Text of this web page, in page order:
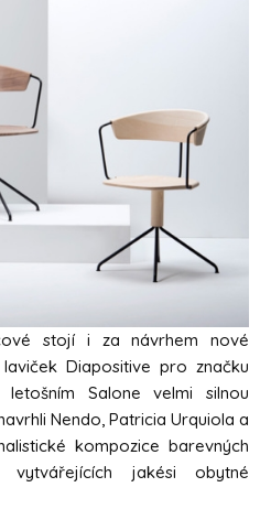
stojí i za návrhem nové
Diapositive pro značku
Salone velmi silnou
Nendo, Patricia Urquiola a
kompozice barevných
vytvářejících jakési obytné